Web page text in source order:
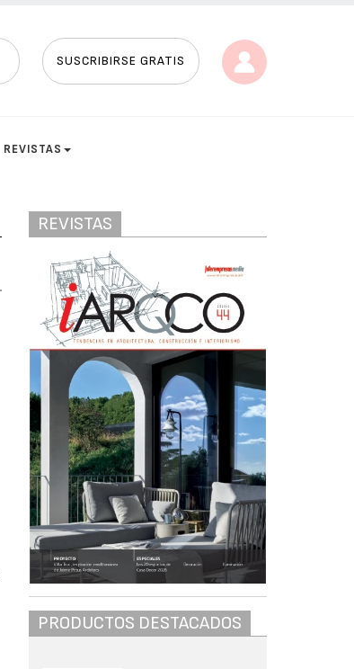
SUSCRIBIRSE GRATIS
REVISTAS
REVISTAS
PRODUCTOS DESTACADOS